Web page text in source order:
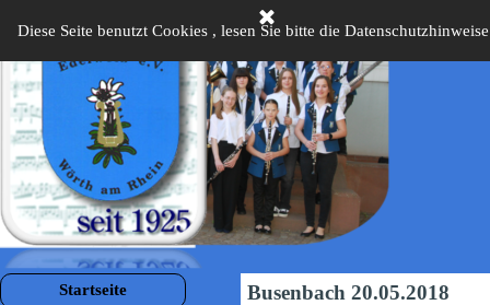
Diese Seite benutzt Cookies , lesen Sie bitte die
Menü überspringen
Startseite Busenbach 20.05.2018